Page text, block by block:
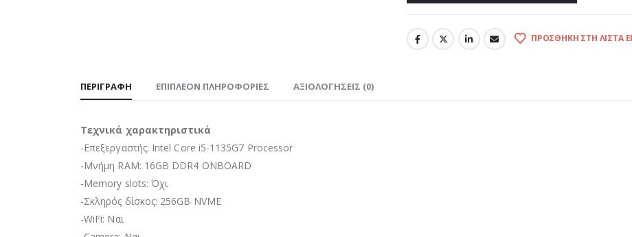
ΠΡΟΣΘΉΚΗ ΣΤΗ ΛΊΣΤΑ
ΠΕΡΙΓΡΑΦΉ ΕΠΙΠΛΈΟΝ ΠΛΗΡΟΦΟΡΊΕΣ ΑΞΙΟΛΟΓΉΣΕΙΣ (0)
Τεχνικά χαρακτηριστικά
-Επεξεργαστής: Intel Core i5-1135G7 Processor
-Μνήμη RAM: 16GB DDR4 ONBOARD
-Memory slots: Όχι
-Σκληρός δίσκος: 256GB NVME
-WiFi: Ναι